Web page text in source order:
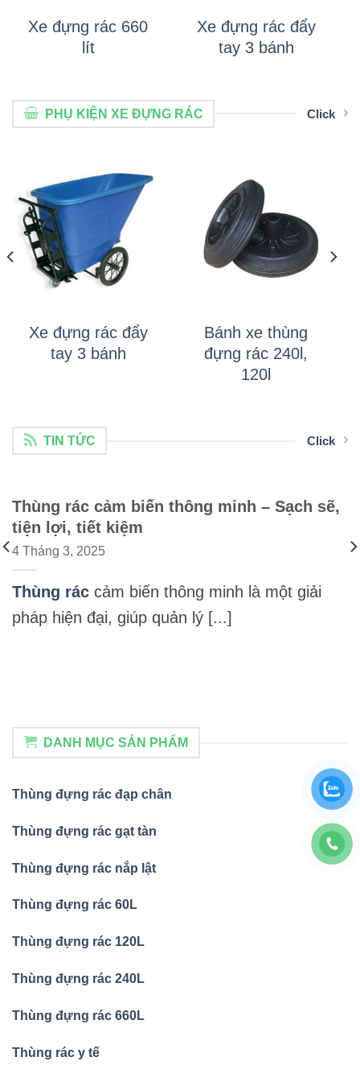
Xe đựng rác 660
lít
Xe đựng rác đẩy
tay 3 bánh
PHỤ KIỆN XE ĐỰNG RÁC Click
Xe đựng rác đẩy
tay 3 bánh
Bánh xe thùng
đựng rác 240l,
120l
TIN TỨC Click
Thùng rác cảm biến thông minh – Sạch sẽ,
tiện lợi, tiết kiệm
4 Tháng 3, 2025
Thùng rác cảm biến thông minh là một giải
pháp hiện đại, giúp quản lý [...]
DANH MỤC SẢN PHẨM
Thùng đựng rác đạp chân
Thùng đựng rác gạt tàn
Thùng đựng rác nắp lật
Thùng đựng rác 60L
Thùng đựng rác 120L
Thùng đựng rác 240L
Thùng đựng rác 660L
Thùng rác y tế